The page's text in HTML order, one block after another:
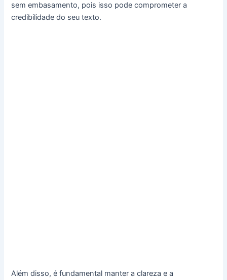
sem embasamento, pois isso pode comprometer a
credibilidade do seu texto.
Além disso, é fundamental manter a clareza e a